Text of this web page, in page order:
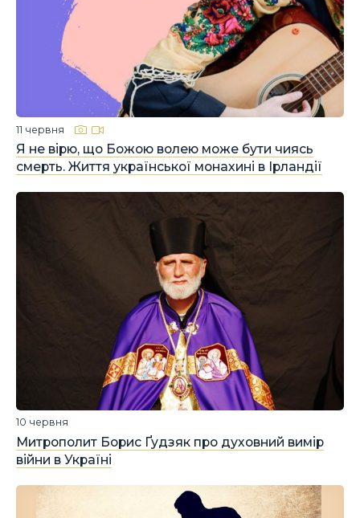
Я не вірю, що Божою волею може бути чиясь
смерть. Життя української монахині в Ірландії
11 червня
Митрополит Борис Ґудзяк про духовний вимір
війни в Україні
10 червня